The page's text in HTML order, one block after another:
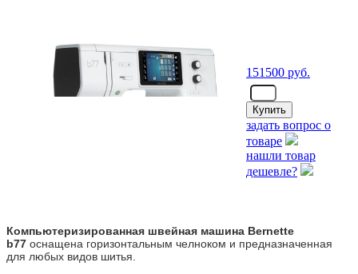
151500 руб.
задать вопрос о
товаре
нашли товар
дешевле?
Компьютеризированная швейная машина Bernette
b77 оснащена горизонтальным челноком и предназначенная
для любых видов шитья.